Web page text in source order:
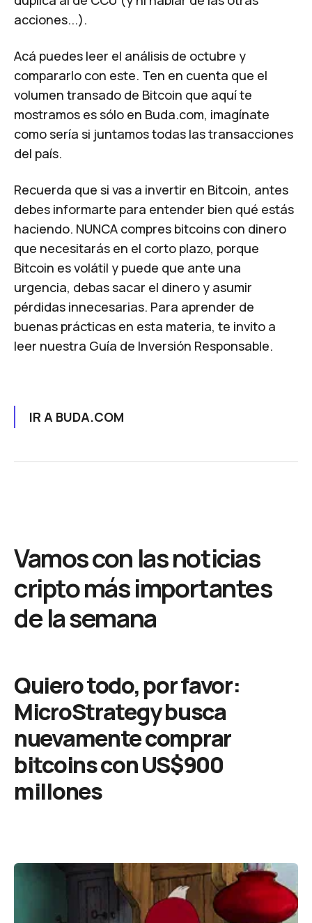
acciones...).
Acá puedes leer el análisis de octubre y
compararlo con este. Ten en cuenta que el
volumen transado de Bitcoin que aquí te
mostramos es sólo en Buda.com, imagínate
como sería si juntamos todas las transacciones
del país.
Recuerda que si vas a invertir en Bitcoin, antes
debes informarte para entender bien qué estás
haciendo. NUNCA compres bitcoins con dinero
que necesitarás en el corto plazo, porque
Bitcoin es volátil y puede que ante una
urgencia, debas sacar el dinero y asumir
pérdidas innecesarias. Para aprender de
buenas prácticas en esta materia, te invito a
leer nuestra Guía de Inversión Responsable.
IR A BUDA.COM
Vamos con las noticias
cripto más importantes
de la semana
Quiero todo, por favor:
MicroStrategy busca
nuevamente comprar
bitcoins con US$900
millones